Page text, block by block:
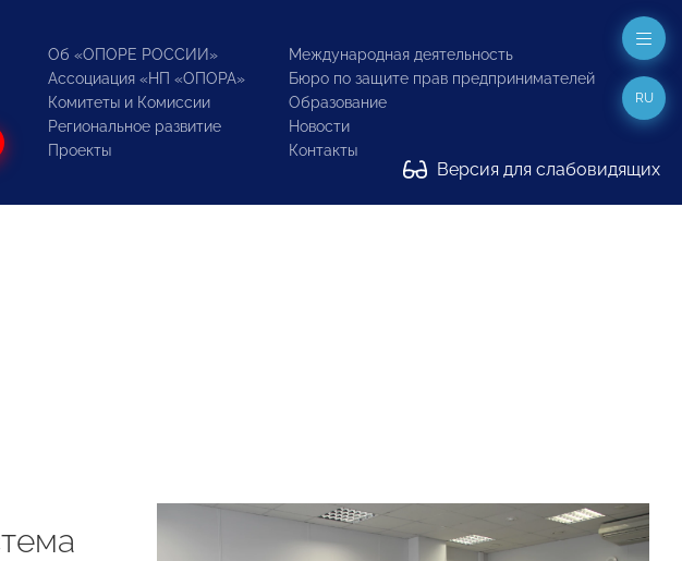
Об «ОПОРЕ РОССИИ»
Ассоциация «НП «ОПОРА»
Комитеты и Комиссии
Региональное развитие
Проекты
Международная деятельность
Бюро по защите прав предпринимателей
Образование
Новости
Контакты
Версия для слабовидящих
RU